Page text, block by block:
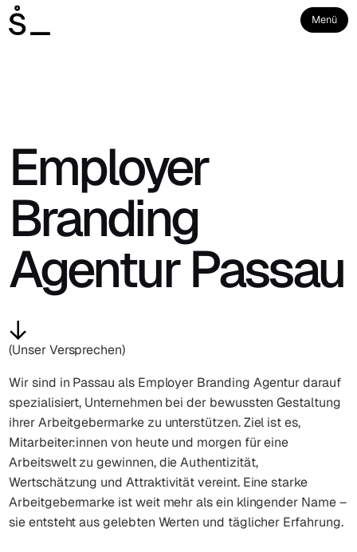
Menü
Employer
Branding
Agentur Passau
(Unser Versprechen)
Wir sind in Passau als Employer Branding Agentur darauf
spezialisiert, Unternehmen bei der bewussten Gestaltung
ihrer Arbeitgebermarke zu unterstützen. Ziel ist es,
Mitarbeiter:innen von heute und morgen für eine
Arbeitswelt zu gewinnen, die Authentizität,
Wertschätzung und Attraktivität vereint. Eine starke
Arbeitgebermarke ist weit mehr als ein klingender Name –
sie entsteht aus gelebten Werten und täglicher Erfahrung.